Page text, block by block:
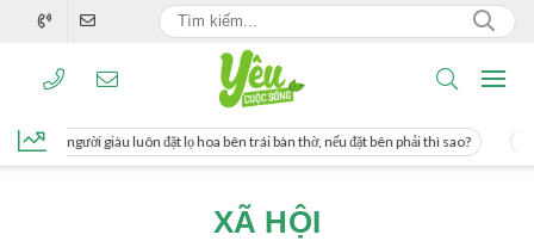
người giàu luôn đặt lọ hoa bên trái bàn thờ, nếu đặt bên phải thì sao?
XÃ HỘI